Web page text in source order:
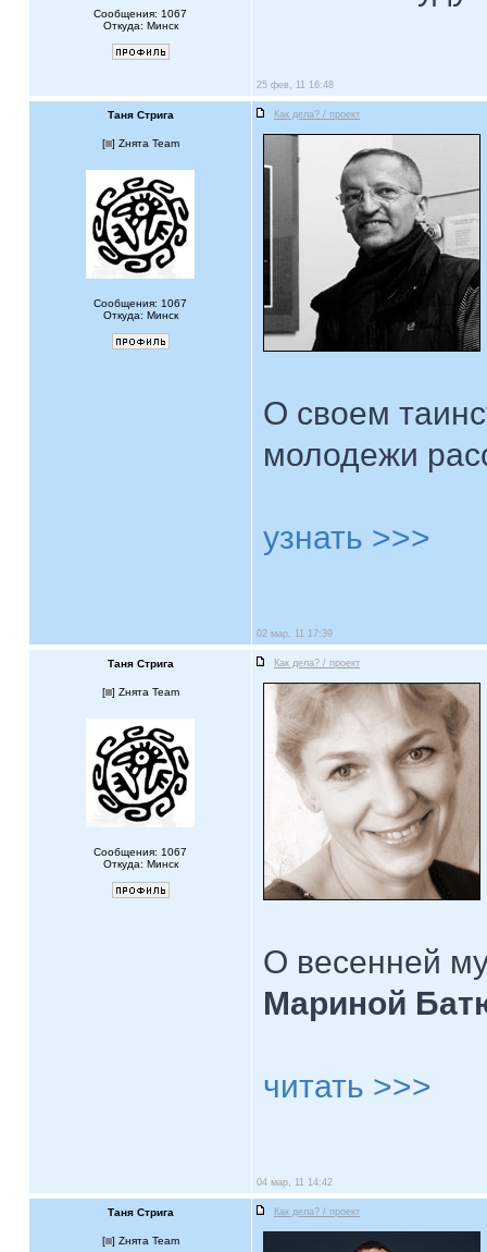
Сообщения: 1067
Откуда: Минск
25 фев, 11 16:48
Таня Стрига Как дела? / проект
[ ] Zнята Team
Сообщения: 1067
Откуда: Минск
О своем
молодежи
узнать >>>
02 мар, 11 17:39
Таня Стрига Как дела? / проект
[ ] Zнята Team
Сообщения: 1067
Откуда: Минск
О весенней
Мариной
читать >>>
04 мар, 11 14:42
Таня Стрига Как дела? / проект
[ ] Zнята Team